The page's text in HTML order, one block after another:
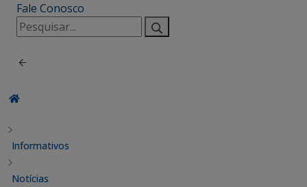
Fale Conosco
Pesquisar
por:
Informativos
Notícias